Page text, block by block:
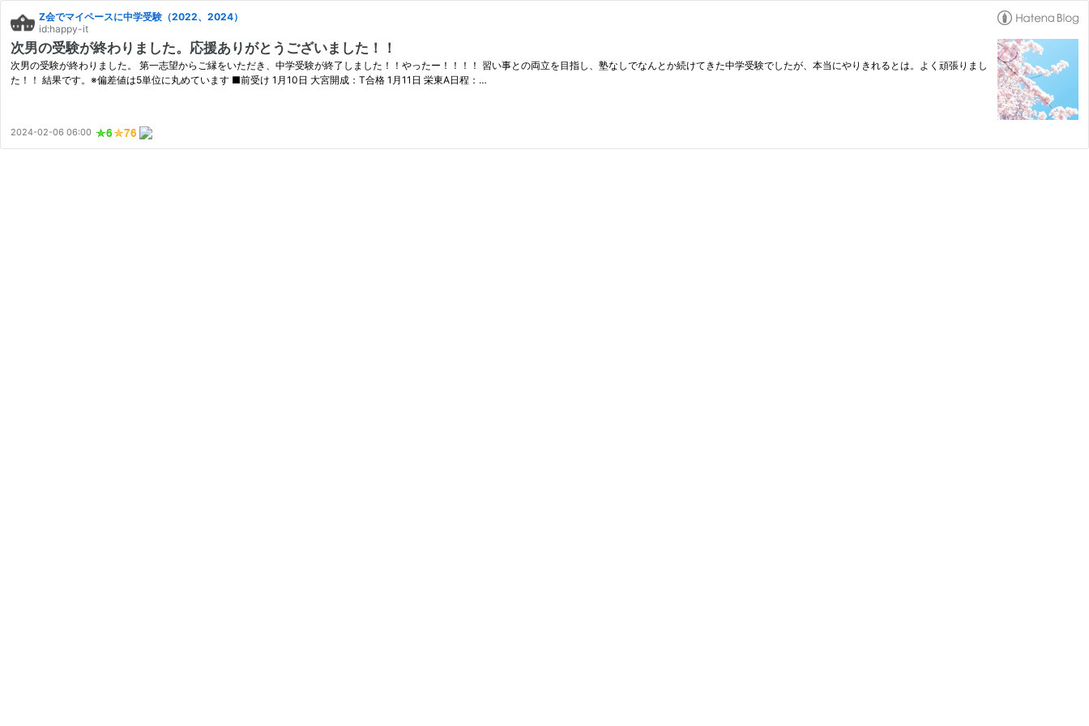
Z会でマイペースに中学受験（2022、2024）
id:happy-it
次男の受験が終わりました。応援ありがとうございました！！
次男の受験が終わりました。 第一志望からご縁をいただき、中学受験が終了しました！！やったー！！！！ 習い事との両立を目指し、塾なしでなんとか続けてきた中学受験でしたが、本当にやりきれるとは。よく頑張りまし
た！！ 結果です。※偏差値は5単位に丸めています ■前受け 1月10日 大宮開成：T合格 1月11日 栄東A日程：…
2024-02-06 06:00